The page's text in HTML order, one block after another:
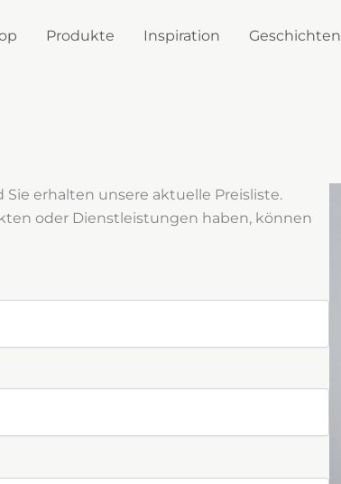
Produkte Inspiration Geschichten
erhalten unsere aktuelle Preisliste.
oder Dienstleistungen haben, können